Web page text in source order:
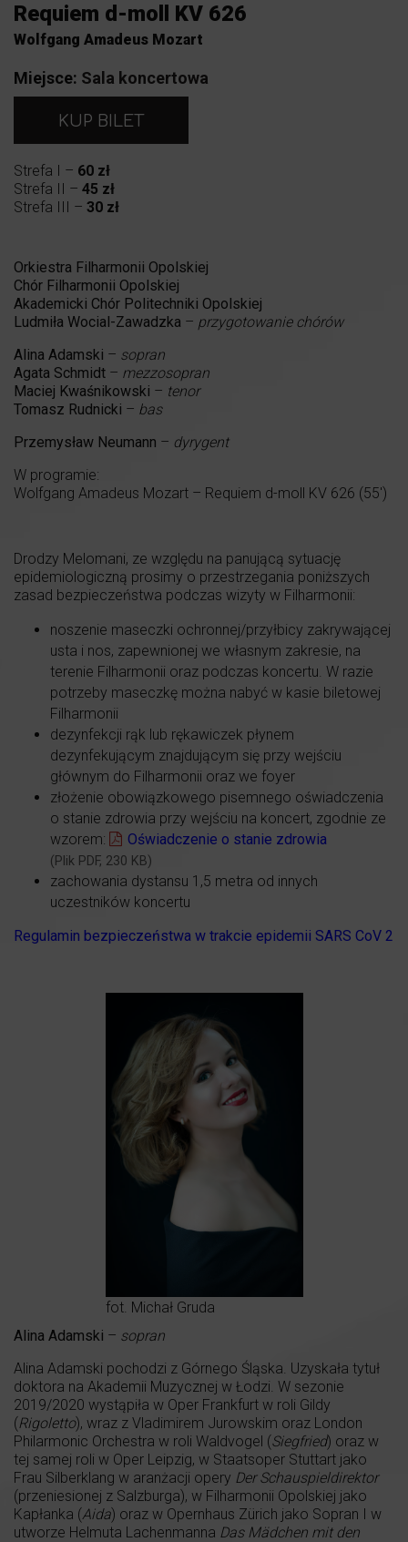
Requiem d-moll KV 626
Wolfgang Amadeus Mozart
Miejsce: Sala koncertowa
KUP BILET
Strefa I – 60 zł
Strefa II – 45 zł
Strefa III – 30 zł
Orkiestra Filharmonii Opolskiej
Chór Filharmonii Opolskiej
Akademicki Chór Politechniki Opolskiej
Ludmiła Wocial-Zawadzka – przygotowanie chórów
Alina Adamski – sopran
Agata Schmidt – mezzosopran
Maciej Kwaśnikowski – tenor
Tomasz Rudnicki – bas
Przemysław Neumann – dyrygent
W programie:
Wolfgang Amadeus Mozart – Requiem d-moll KV 626 (55′)
Drodzy Melomani, ze względu na panującą sytuację
epidemiologiczną prosimy o przestrzegania poniższych
zasad bezpieczeństwa podczas wizyty w Filharmonii:
noszenie maseczki ochronnej/przyłbicy zakrywającej
usta i nos, zapewnionej we własnym zakresie, na
terenie Filharmonii oraz podczas koncertu. W razie
potrzeby maseczkę można nabyć w kasie biletowej
Filharmonii
dezynfekcji rąk lub rękawiczek płynem
dezynfekującym znajdującym się przy wejściu
głównym do Filharmonii oraz we foyer
złożenie obowiązkowego pisemnego oświadczenia
o stanie zdrowia przy wejściu na koncert, zgodnie ze
wzorem:
Oświadczenie o stanie zdrowia
(Plik PDF, 230 KB)
zachowania dystansu 1,5 metra od innych
uczestników koncertu
Regulamin bezpieczeństwa w trakcie epidemii SARS CoV 2
fot. Michał Gruda
Alina Adamski – sopran
Alina Adamski pochodzi z Górnego Śląska. Uzyskała tytuł
doktora na Akademii Muzycznej w Łodzi. W sezonie
2019/2020 wystąpiła w Oper Frankfurt w roli Gildy
(Rigoletto), wraz z Vladimirem Jurowskim oraz London
Philarmonic Orchestra w roli Waldvogel (Siegfried) oraz w
tej samej roli w Oper Leipzig, w Staatsoper Stuttart jako
Frau Silberklang w aranżacji opery Der Schauspieldirektor
(przeniesionej z Salzburga), w Filharmonii Opolskiej jako
Kapłanka (Aida) oraz w Opernhaus Zürich jako Sopran I w
utworze Helmuta Lachenmanna Das Mädchen mit den